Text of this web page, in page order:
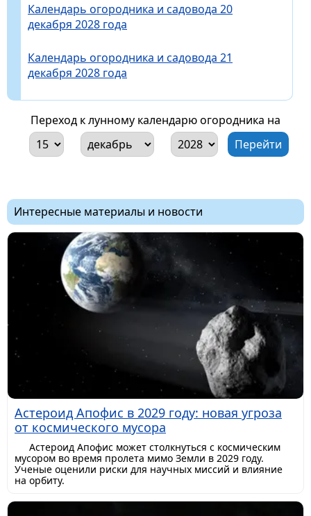
Календарь огородника и садовода 20
декабря 2028 года
Календарь огородника и садовода 21
декабря 2028 года
Переход к лунному календарю огородника на
Интересные материалы и новости
Астероид Апофис в 2029 году: новая угроза
от космического мусора
Астероид Апофис может столкнуться с космическим
мусором во время пролета мимо Земли в 2029 году.
Ученые оценили риски для научных миссий и влияние
на орбиту.